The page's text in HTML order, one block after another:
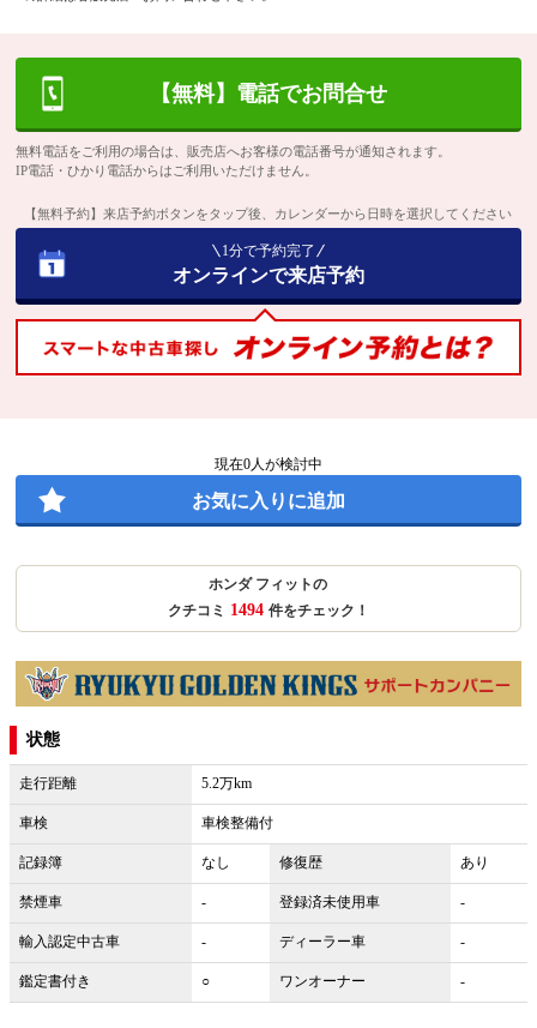
【無料】電話でお問合せ
無料電話をご利用の場合は、販売店へお客様の電話番号が通知されます。
IP電話・ひかり電話からはご利用いただけません。
【無料予約】来店予約ボタンをタップ後、カレンダーから日時を選択してください
1分で予約完了
オンラインで来店予約
現在0人が検討中
お気に入りに追加
ホンダ フィットの
クチコミ 1494 件をチェック！
状態
走行距離 5.2万km
車検 車検整備付
記録簿 なし 修復歴 あり
禁煙車 - 登録済未使用車 -
輸入認定中古車 - ディーラー車 -
鑑定書付き ○ ワンオーナー -